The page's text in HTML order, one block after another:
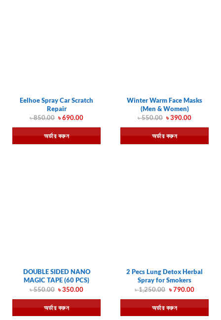
Eelhoe Spray Car Scratch
Repair
৳850.00 Original
was:
৳ 850.00.
৳690.00Current
is:
৳ 690.00.
অর্ডার করুন
Winter Warm Face Masks
(Men & Women)
৳550.00 Original
was:
৳ 550.00.
৳390.00Current
is:
৳ 390.00.
অর্ডার করুন
DOUBLE SIDED NANO
MAGIC TAPE (60 PCS)
৳550.00 Original
was:
৳ 550.00.
৳350.00Current
is:
৳ 350.00.
অর্ডার করুন
2 Pecs Lung Detox Herbal
Spray for Smokers
৳1,250.00 Original
was:
৳ 1,250.00.
৳790.00Current
is:
৳ 790.00.
অর্ডার করুন